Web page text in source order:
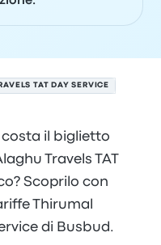
TAT DAY SERVICE
costa il biglietto
Travels TAT
Scoprilo con
Thirumal
di Busbud.